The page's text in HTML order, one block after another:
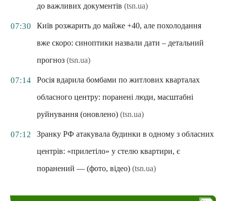
до важливих документів (tsn.ua)
07:30
Київ розжарить до майже +40, але похолодання
вже скоро: синоптики назвали дати – детальний
прогноз (tsn.ua)
07:14
Росія вдарила бомбами по житлових кварталах
обласного центру: поранені люди, масштабні
руйнування (оновлено) (tsn.ua)
07:12
Зранку РФ атакувала будинки в одному з обласних
центрів: «прилетіло» у стелю квартири, є
поранений — (фото, відео) (tsn.ua)